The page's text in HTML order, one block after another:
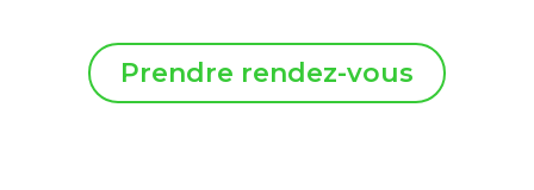
Prendre rendez-vous